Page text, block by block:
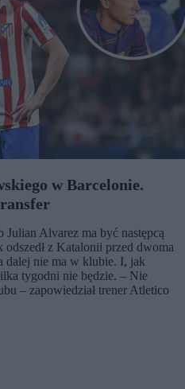
w Barcelonie.
Julian Alvarez ma być następcą
z Katalonii przed dwoma
dalej nie ma w klubie. I, jak
tygodni nie będzie. – Nie
– zapowiedział trener Atletico